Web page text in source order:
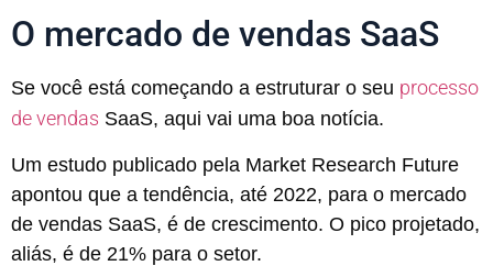
O mercado de vendas SaaS
Se você está começando a estruturar o seu processo
de vendas SaaS, aqui vai uma boa notícia.
Um estudo publicado pela Market Research Future
apontou que a tendência, até 2022, para o mercado
de vendas SaaS, é de crescimento. O pico projetado,
aliás, é de 21% para o setor.